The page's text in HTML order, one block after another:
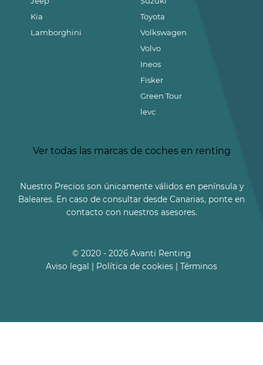
Kia
Lamborghini
Toyota
Volkswagen
Volvo
Ineos
Fisker
Green Tour
levc
Ver todas las marcas de coches en renting
Nuestro Precios son únicamente válidos en península y
Baleares. En caso de consultar desde Canarias, ponte en
contacto con nuestros asesores.
© 2020 - 2026 Avanti Renting
Aviso legal
Política de cookies Términos